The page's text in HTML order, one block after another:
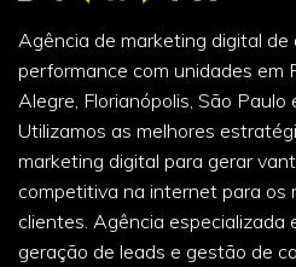
Agência de marketing digital de
performance com unidades em
Alegre, Florianópolis, São Paulo
Utilizamos as melhores
marketing digital para gerar
competitiva na internet para os
clientes. Agência especializada
geração de leads e gestão de